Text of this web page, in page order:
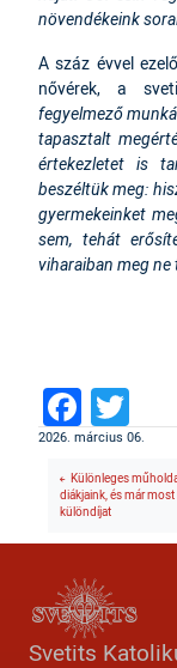
növendékeink
A száz évvel
nővérek, a
fegyelmező
tapasztalt
értekezletet is
beszéltük meg:
gyermekeinket
sem, tehát
viharaiban meg ne
2026. március 06.
Különleges
diákjaink, és már
különdíjat
Svetits